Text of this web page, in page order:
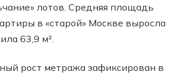
лотов. Средняя площадь
в «старой» Москве выросла
63,9 м².
рост метража зафиксирован в